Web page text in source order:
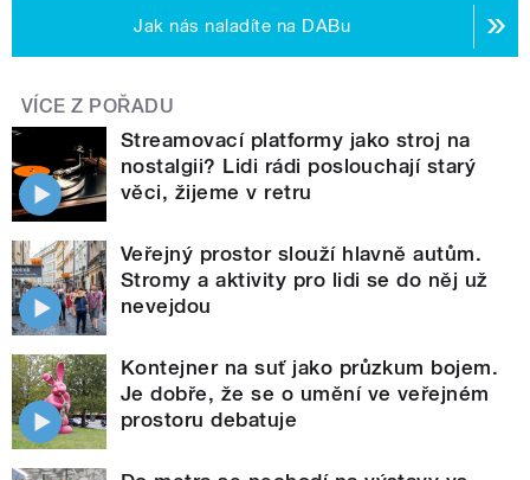
Jak nás naladíte na DABu
VÍCE Z POŘADU
Streamovací platformy jako stroj na
nostalgii? Lidi rádi poslouchají starý
věci, žijeme v retru
Veřejný prostor slouží hlavně autům.
Stromy a aktivity pro lidi se do něj už
nevejdou
Kontejner na suť jako průzkum bojem.
Je dobře, že se o umění ve veřejném
prostoru debatuje